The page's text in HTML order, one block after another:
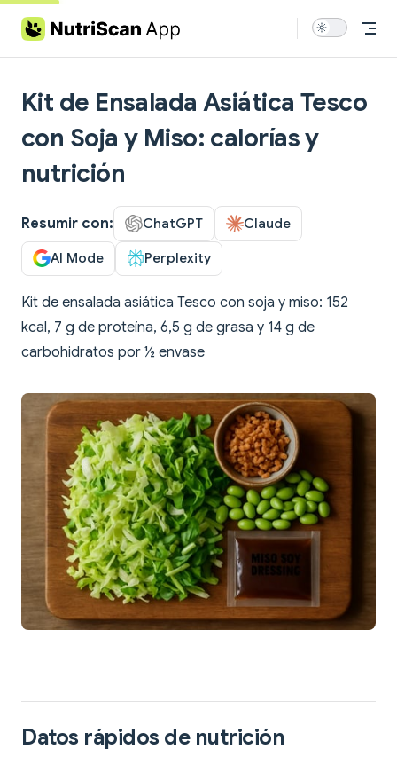
Skip to content
Kit de Ensalada Asiática Tesco
con Soja y Miso: calorías y
nutrición
Resumir con: ChatGPT Claude
AI Mode Perplexity
Kit de ensalada asiática Tesco con soja y miso: 152
kcal, 7 g de proteína, 6,5 g de grasa y 14 g de
carbohidratos por ½ envase
Datos rápidos de nutrición